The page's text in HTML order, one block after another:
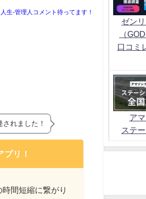
生-管理人コメント待ってます！
れました！
プリ！
間短縮に繋がり
ゼン
（
口コミ
ア
ステ